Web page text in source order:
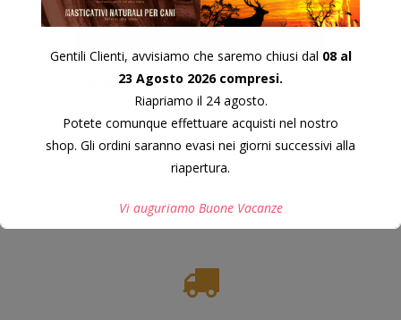
QUADROTTO IN LEGNO
PALISSANDRO INDIA 150X50X24
MM.
9,50€
Gentili Clienti, avvisiamo che saremo chiusi dal 08 al
23 Agosto 2026 compresi.
Riapriamo il 24 agosto.
Potete comunque effettuare acquisti nel nostro
shop. Gli ordini saranno evasi nei giorni successivi alla
riapertura.
Vi auguriamo Buone Vacanze
Questo si chiuderà in